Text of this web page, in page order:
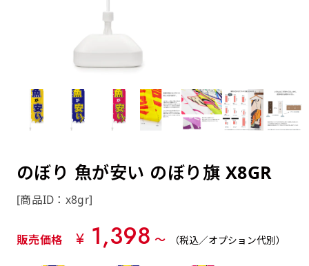
のぼり 魚が安い のぼり旗 X8GR
[商品ID：x8gr]
販売価格 ¥ 1,398 〜 （税込／オプション代別）
程度によってデザイン加工費用が発生いたし
リピート
ショッピングカートページの備考欄に「以前
ません。
弊社よりJPG画像をお送りします。ご確認のお
データをお送りいただけましたらロゴの印刷
お客様が納得するまで何度でもデザインの修
相談ください。
あまりに大きな変更が何度もある場合はお断り
印刷工程に入った場合はいかなる場合もキャン
レギュラー(60x180)
ほとんどのポールや注水台に使用できます。
幅は標準サイズですが高さが30cm 低いです。
近距離の歩行者や、特に女性の目線を意識したい
レギュラー(180x60)
ほとんどのポールや注水台に使用できます。
幅は標準サイズですが高さが30cm 低いです。
近距離の歩行者や、特に女性の目線を意識したい
いこともありません。
上左チチ 上右チチ 上チチ
（左右）
いこともありません。
上チチ
（上のみ）
上下チチ
（上と下）
左右チチ
（左右）
上左右チチ
チチのついてない長辺・
上下短辺を補強縫製しま
四辺補強
［ +58円 ］
補強縫製します
ワンランク厚手のトロピカル（生地の厚みが
約0.2ｍｍ）。生地が重くなる分、耐久性が上
ポンジをやや厚くした生地です。ポンジと比
べると約2倍の厚みがあります。タペストリー
やバナーなどの製作によく利用します。
スリット（切り込み）は均等割りを意識して
カットラインを入れます。
デザインや絵柄をスリット加工時にカットす
る場合があります。
例